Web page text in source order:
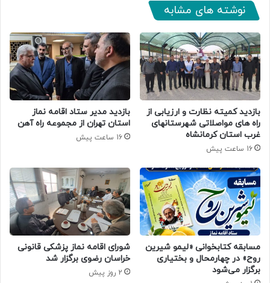
نوشته های مشابه
بازدید کمیته نظارت و ارزیابی از
راه های مواصلاتی شهرستانهای
غرب استان کرمانشاه
16 ساعت پیش
بازدید مدیر ستاد اقامه نماز
استان تهران از مجموعه راه آهن
16 ساعت پیش
مسابقه کتابخوانی «لیمو شیرین
روح» در چهارمحال و بختیاری
برگزار می‌شود
شورای اقامه نماز پزشکی قانونی
خراسان رضوی برگزار شد
2 روز پیش